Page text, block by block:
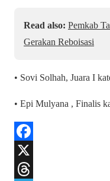
Read also: Pemkab
Gerakan Reboisasi
• Sovi Solhah, Juara I
• Epi Mulyana , Finalis
F
aX